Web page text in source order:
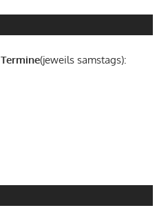
Termine(jeweils samstags):